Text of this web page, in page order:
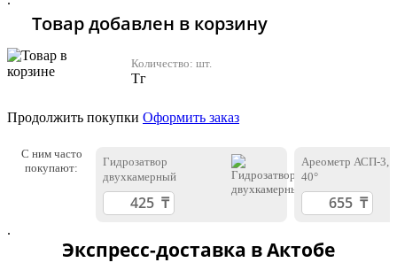
Товар добавлен в корзину
Количество: шт.
Тг
Продолжить покупки Оформить заказ
С ним часто
покупают:
Гидрозатвор
двухкамерный
Ареометр АСП-3,
40°
.
Экспресс-доставка в Актобе